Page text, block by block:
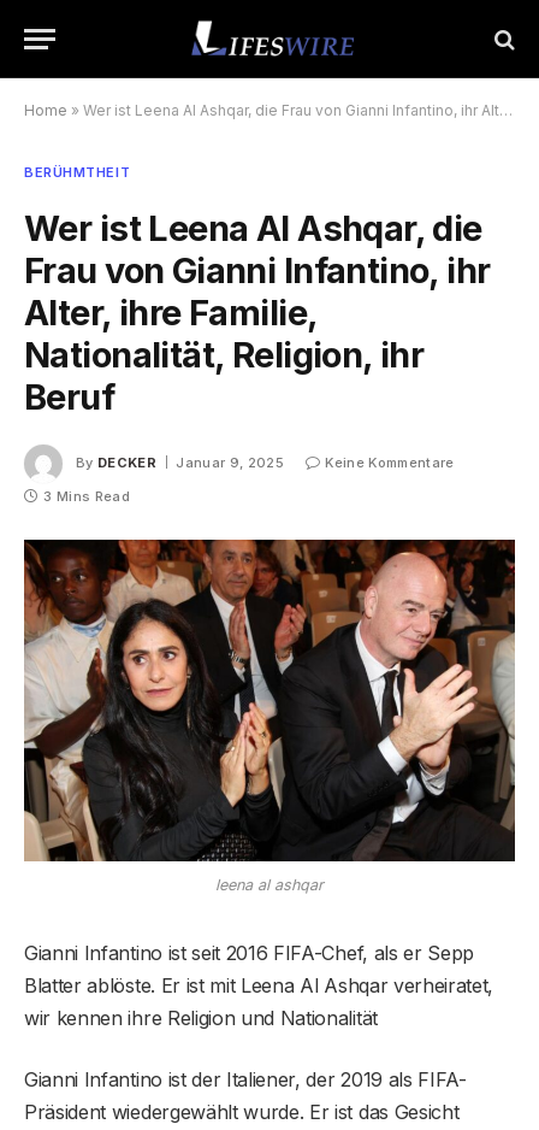
Home » Wer ist Leena Al Ashqar, die Frau von Gianni Infantino, ihr Alter, ihre Familie, Nationalität, Religion, ihr Beruf
BERÜHMTHEIT
Wer ist Leena Al Ashqar, die
Frau von Gianni Infantino, ihr
Alter, ihre Familie,
Nationalität, Religion, ihr
Beruf
By DECKER Januar 9, 2025
Keine Kommentare
3 Mins Read
leena al ashqar
Gianni Infantino ist seit 2016 FIFA-Chef, als er Sepp
Blatter ablöste. Er ist mit Leena Al Ashqar verheiratet,
wir kennen ihre Religion und Nationalität
Gianni Infantino ist der Italiener, der 2019 als FIFA-
Präsident wiedergewählt wurde. Er ist das Gesicht